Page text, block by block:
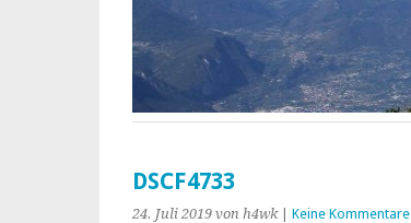
DSCF4733
24. Juli 2019 von h4wk| Keine Kommentare